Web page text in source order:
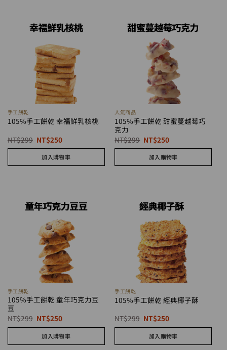
手工餅乾
105%手工餅乾 幸福鮮乳核桃
NT$299 原
始
價
格：
NT$299。
NT$250目
前
價
格：
NT$250。
加入購物車
人氣商品
105%手工餅乾 甜蜜蔓越莓巧
克力
NT$299 原
始
價
格：
NT$299。
NT$250目
價
格：
NT$250。
加入購物車
手工餅乾
105%手工餅乾 童年巧克力豆
豆
NT$299 原
始
價
格：
NT$299。
NT$250目
價
格：
NT$250。
加入購物車
手工餅乾
105%手工餅乾 經典椰子酥
NT$299 原
始
價
格：
NT$299。
NT$250目
價
格：
NT$250。
加入購物車